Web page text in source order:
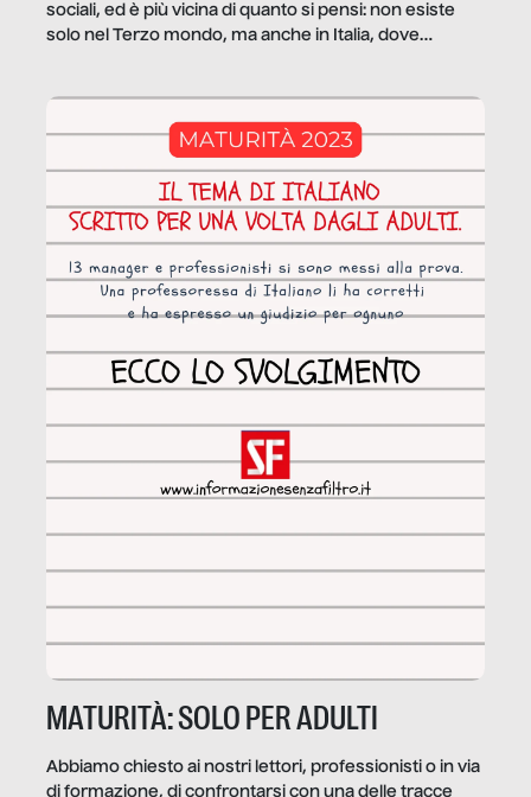
sociali, ed è più vicina di quanto si pensi: non esiste
solo nel Terzo mondo, ma anche in Italia, dove
MATURITÀ: SOLO PER ADULTI
Abbiamo chiesto ai nostri lettori, professionisti o in via
di formazione, di confrontarsi con una delle tracce